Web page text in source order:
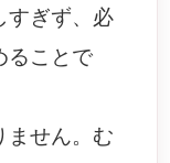
すぎず、必
ることで
ません。む